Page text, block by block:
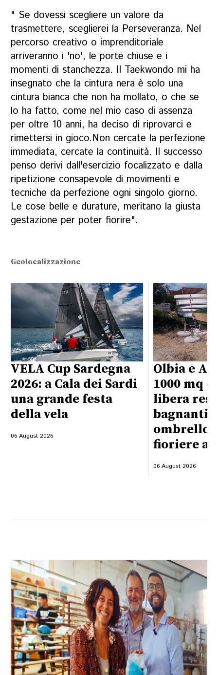
" Se dovessi scegliere un valore da
trasmettere, sceglierei la Perseveranza. Nel
percorso creativo o imprenditoriale
arriveranno i 'no', le porte chiuse e i
momenti di stanchezza. Il Taekwondo mi ha
insegnato che la cintura nera è solo una
cintura bianca che non ha mollato, o che se
lo ha fatto, come nel mio caso di assenza
per oltre 10 anni, ha deciso di riprovarci e
rimettersi in gioco.Non cercate la perfezione
immediata, cercate la continuità. Il successo
penso derivi dall'esercizio focalizzato e dalla
ripetizione consapevole di movimenti e
tecniche da perfezione ogni singolo giorno.
Le cose belle e durature, meritano la giusta
gestazione per poter fiorire".
Geolocalizzazione
VELA Cup Sardegna
2026: a Cala dei Sardi
una grande festa
della vela
06 August 2026
Olbia e
1000 mq
libera
bagnanti:
fioriere
06 August 2026